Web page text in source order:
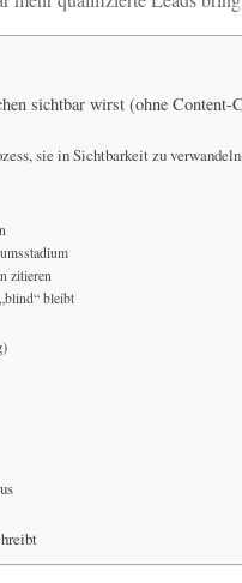
sichtbar wirst (ohne Content-
sie in Sichtbarkeit zu verwandeln
zitieren
bleibt